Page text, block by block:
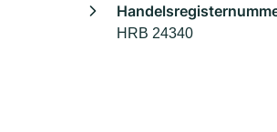
HRB 24340